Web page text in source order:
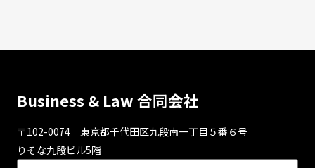
Business & Law 合同会社
〒102-0074 東京都千代⽥区九段南⼀丁⽬５番６号
りそな九段ビル5階